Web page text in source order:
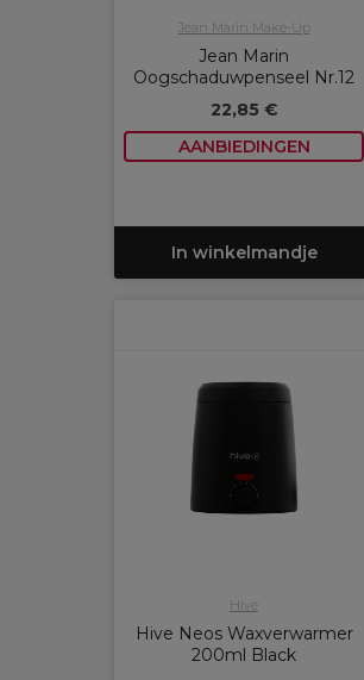
Jean Marin Make-Up
Jean Marin
Oogschaduwpenseel Nr.12
22,85 €
AANBIEDINGEN
In winkelmandje
Hive
Hive Neos Waxverwarmer
200ml Black